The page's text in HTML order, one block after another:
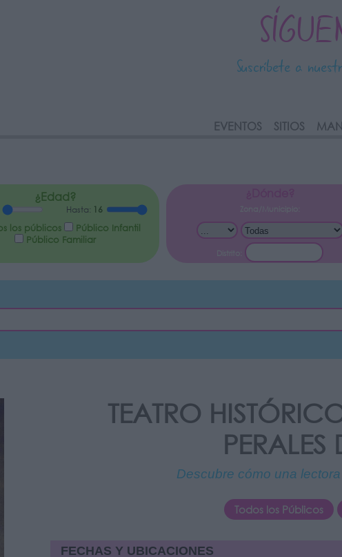
Suscríbete a
EVENTOS SITIOS
¿Edad?
Hasta: 16
los públicos
Público Infantil
Público Familiar
TEATRO
Descubre cómo una
Todos los Públicos
FECHAS Y UBICACIONES